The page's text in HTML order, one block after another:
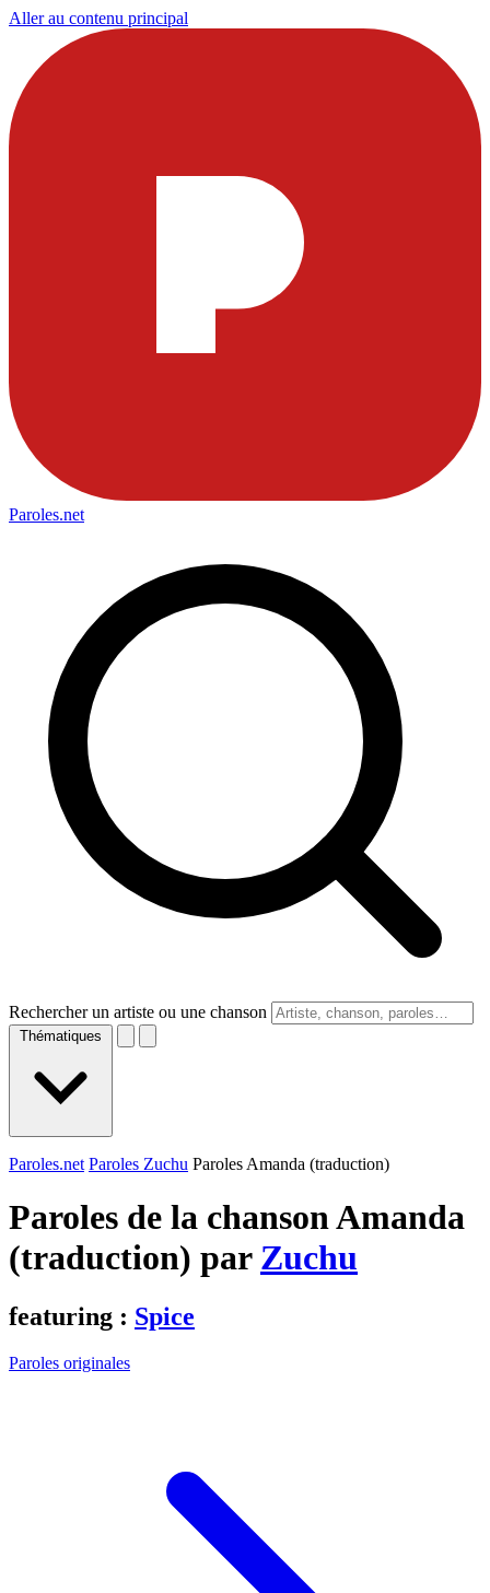
Aller au contenu principal
Paroles.net
Rechercher un artiste ou une chanson
Thématiques
Paroles.net Paroles Zuchu Paroles Amanda (traduction)
Paroles de la chanson Amanda
(traduction) par Zuchu
featuring : Spice
Paroles originales